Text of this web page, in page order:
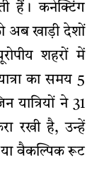
हैं। कनेक्टिंग
अब खाड़ी देशों
शहरों में
का समय 5
ने 31
रखी है, उन्हें
या वैकल्पिक रूट